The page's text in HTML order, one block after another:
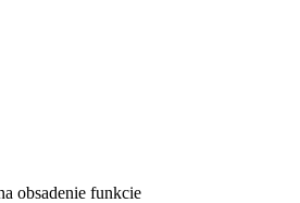
obsadenie funkcie